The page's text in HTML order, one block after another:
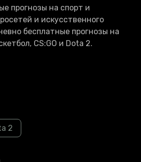
прогнозы на спорт и
и искусственного
бесплатные прогнозы на
CS:GO и Dota 2.
2